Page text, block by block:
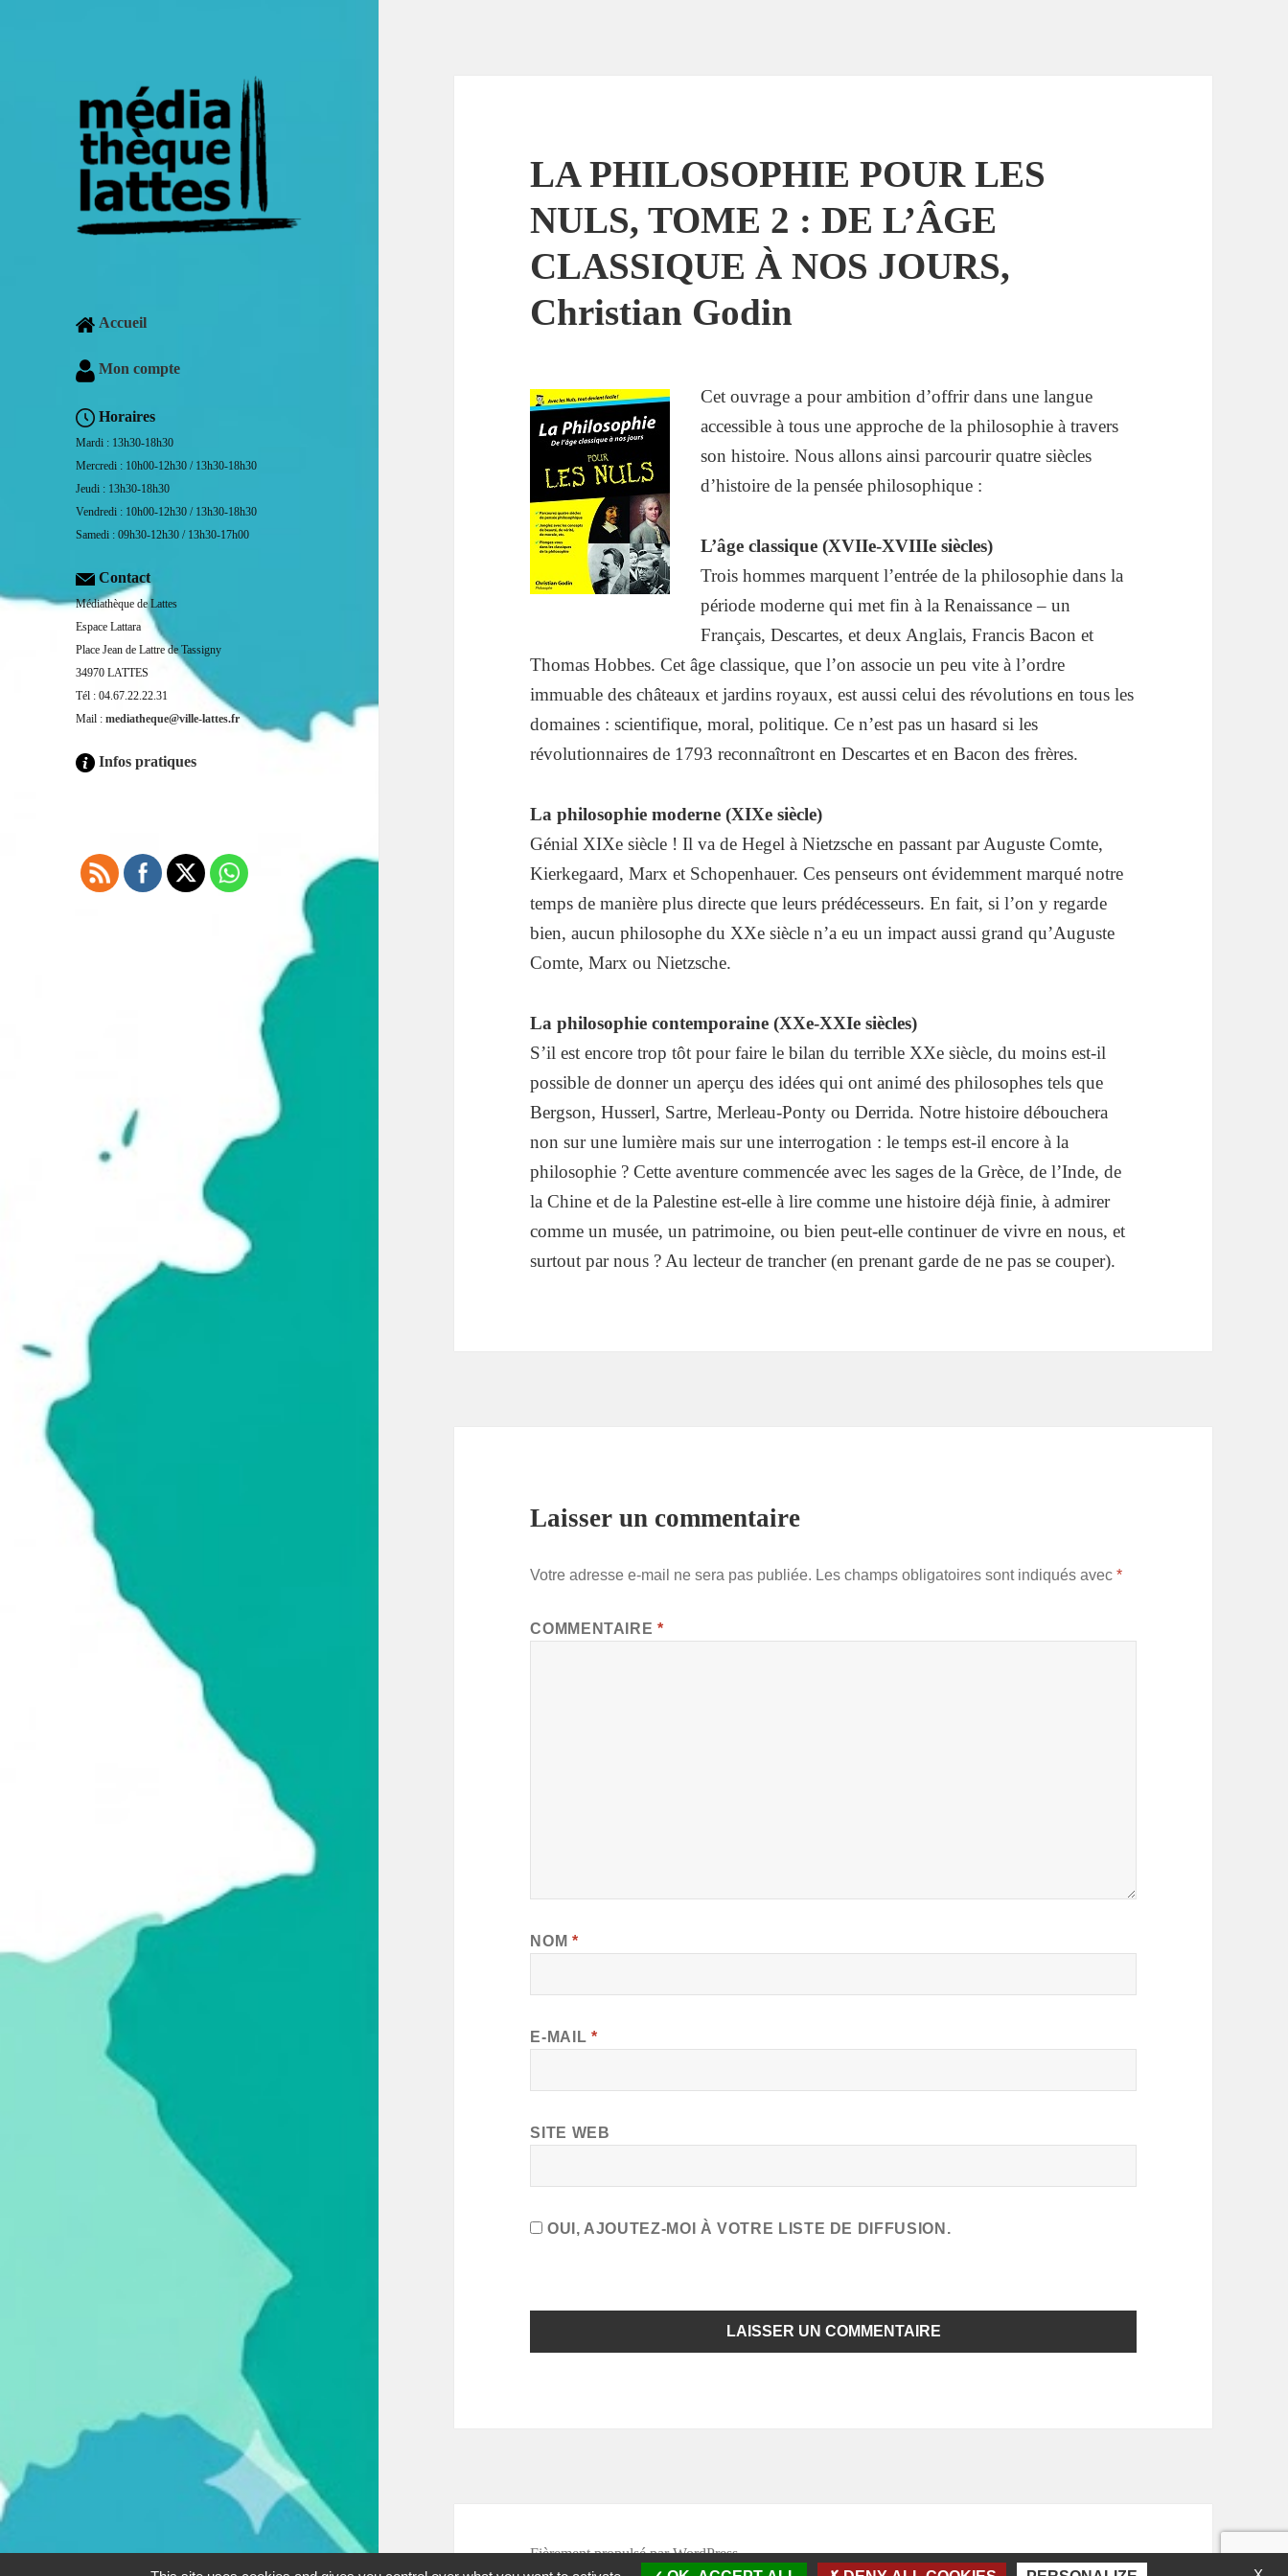
Accueil
Mon compte
Horaires
Mardi : 13h30-18h30
Mercredi : 10h00-12h30 / 13h30-18h30
Jeudi : 13h30-18h30
Vendredi : 10h00-12h30 / 13h30-18h30
Samedi : 09h30-12h30 / 13h30-17h00
Contact
Médiathèque de Lattes
Espace Lattara
Place Jean de Lattre de Tassigny
34970 LATTES
Tél : 04.67.22.22.31
Mail :mediatheque@ville-lattes.fr
Infos pratiques
LA PHILOSOPHIE POUR LES
NULS, TOME 2 : DE L’ÂGE
CLASSIQUE À NOS JOURS,
Christian Godin
Cet ouvrage a pour ambition d’offrir dans une langue
accessible à tous une approche de la philosophie à travers
son histoire. Nous allons ainsi parcourir quatre siècles
d’histoire de la pensée philosophique :
L’âge classique (XVIIe-XVIIIe siècles)
Trois hommes marquent l’entrée de la philosophie dans la
période moderne qui met fin à la Renaissance – un
Français, Descartes, et deux Anglais, Francis Bacon et
Thomas Hobbes. Cet âge classique, que l’on associe un peu vite à l’ordre
immuable des châteaux et jardins royaux, est aussi celui des révolutions en tous les
domaines : scientifique, moral, politique. Ce n’est pas un hasard si les
révolutionnaires de 1793 reconnaîtront en Descartes et en Bacon des frères.
La philosophie moderne (XIXe siècle)
Génial XIXe siècle ! Il va de Hegel à Nietzsche en passant par Auguste Comte,
Kierkegaard, Marx et Schopenhauer. Ces penseurs ont évidemment marqué notre
temps de manière plus directe que leurs prédécesseurs. En fait, si l’on y regarde
bien, aucun philosophe du XXe siècle n’a eu un impact aussi grand qu’Auguste
Comte, Marx ou Nietzsche.
La philosophie contemporaine (XXe-XXIe siècles)
S’il est encore trop tôt pour faire le bilan du terrible XXe siècle, du moins est-il
possible de donner un aperçu des idées qui ont animé des philosophes tels que
Bergson, Husserl, Sartre, Merleau-Ponty ou Derrida. Notre histoire débouchera
non sur une lumière mais sur une interrogation : le temps est-il encore à la
philosophie ? Cette aventure commencée avec les sages de la Grèce, de l’Inde, de
la Chine et de la Palestine est-elle à lire comme une histoire déjà finie, à admirer
comme un musée, un patrimoine, ou bien peut-elle continuer de vivre en nous, et
surtout par nous ? Au lecteur de trancher (en prenant garde de ne pas se couper).
Laisser un commentaire
Votre adresse e-mail ne sera pas publiée. Les champs obligatoires sont indiqués avec*
COMMENTAIRE*
NOM *
E-MAIL *
SITE WEB
OUI, AJOUTEZ-MOI À VOTRE LISTE DE DIFFUSION.
Fièrement propulsé par WordPress